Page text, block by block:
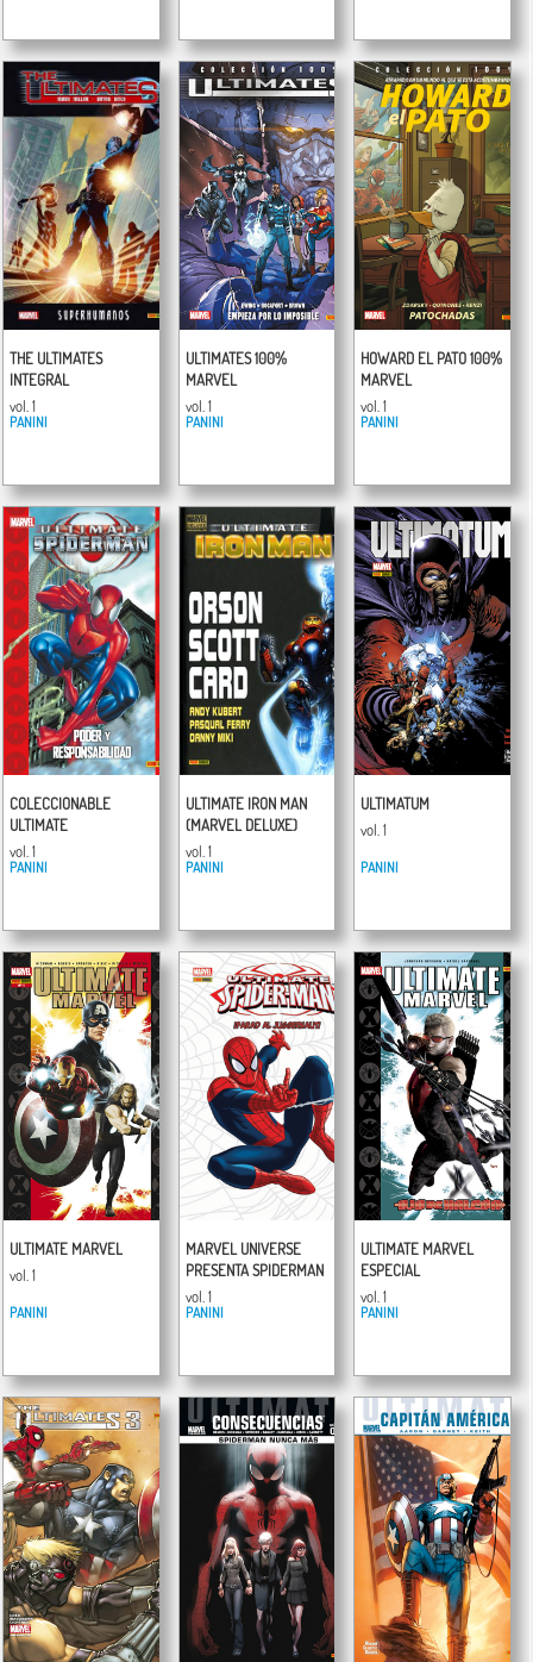
THE ULTIMATES
INTEGRAL
vol. 1
PANINI
ULTIMATES 100%
MARVEL
vol. 1
PANINI
HOWARD EL PATO 100%
MARVEL
vol. 1
PANINI
COLECCIONABLE
ULTIMATE
vol. 1
PANINI
ULTIMATE IRON MAN
(MARVEL DELUXE)
vol. 1
PANINI
ULTIMATUM
vol. 1
PANINI
ULTIMATE MARVEL
vol. 1
PANINI
MARVEL UNIVERSE
PRESENTA SPIDERMAN
vol. 1
PANINI
ULTIMATE MARVEL
ESPECIAL
vol. 1
PANINI